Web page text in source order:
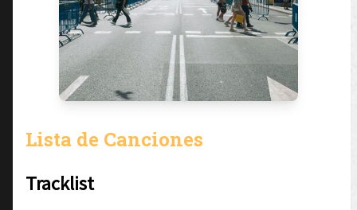
Lista de Canciones
Tracklist